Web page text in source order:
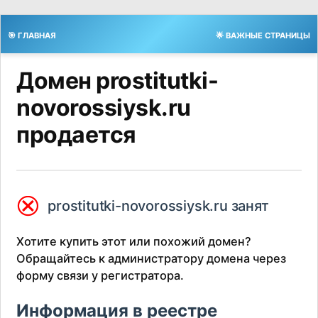
🎯 ГЛАВНАЯ 🌟 ВАЖНЫЕ СТРАНИЦЫ
Домен prostitutki-
novorossiysk.ru
продается
⮿ prostitutki-novorossiysk.ru занят
Хотите купить этот или похожий домен?
Обращайтесь к администратору домена через
форму связи у регистратора.
Информация в реестре